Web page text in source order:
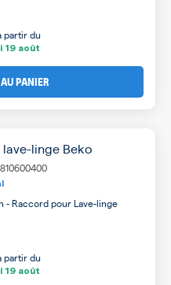
partir du
19 août
PANIER
linge Beko
- Raccord pour Lave-linge
partir du
19 août